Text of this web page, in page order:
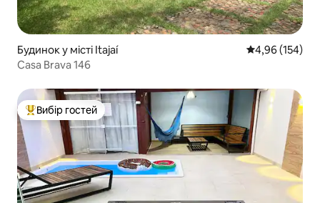
Будинок у місті Itajaí Середня
4,96 (154)
Casa Brava 146
Топ вибір гостей
Вибір гостей